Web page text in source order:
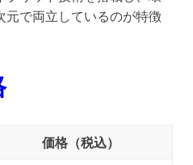
元で両立しているのが特徴
価格（税込）